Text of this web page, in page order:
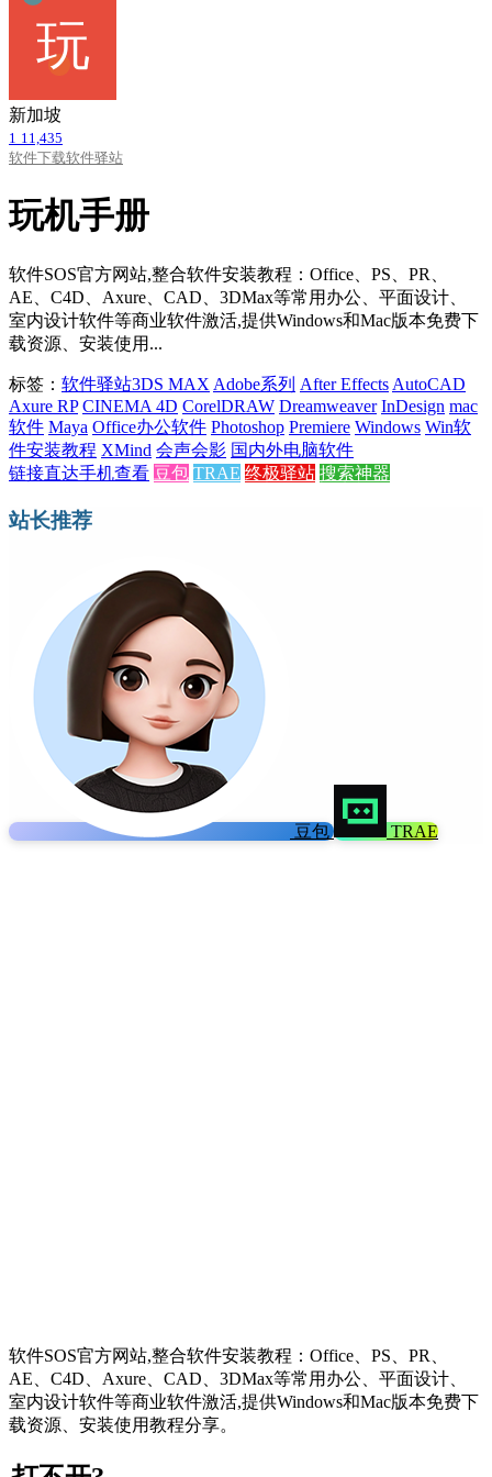
新加坡
1 11,435
软件下载软件驿站
玩机手册
软件SOS官方网站,整合软件安装教程：Office、PS、PR、
AE、C4D、Axure、CAD、3DMax等常用办公、平面设计、
室内设计软件等商业软件激活,提供Windows和Mac版本免费下
载资源、安装使用...
标签： 软件驿站3DS MAX Adobe系列 After Effects AutoCAD
Axure RP CINEMA 4D CorelDRAW Dreamweaver InDesign mac
软件 Maya Office办公软件 Photoshop Premiere Windows Win软
件安装教程 XMind 会声会影 国内外电脑软件
链接直达手机查看 豆包 TRAE 终极驿站 搜索神器
站长推荐
豆包 TRAE
软件SOS官方网站,整合软件安装教程：Office、PS、PR、
AE、C4D、Axure、CAD、3DMax等常用办公、平面设计、
室内设计软件等商业软件激活,提供Windows和Mac版本免费下
载资源、安装使用教程分享。